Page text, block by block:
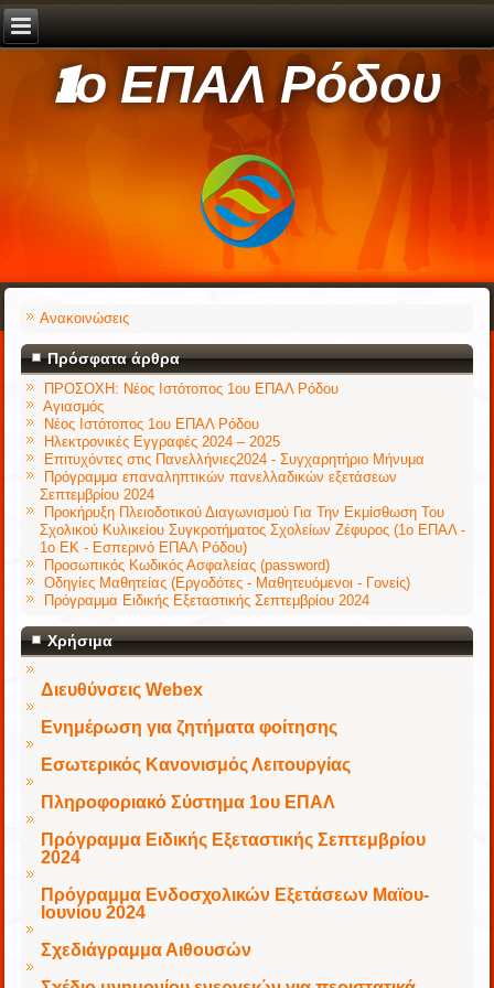
1ο ΕΠΑΛ Ρόδου
Ανακοινώσεις
Πρόσφατα άρθρα
ΠΡΟΣΟΧΗ: Νέος Ιστότοπος 1ου ΕΠΑΛ Ρόδου
Αγιασμός
Νέος Ιστότοπος 1ου ΕΠΑΛ Ρόδου
Ηλεκτρονικές Εγγραφές 2024 – 2025
Επιτυχόντες στις Πανελλήνιες2024 - Συγχαρητήριο Μήνυμα
Πρόγραμμα επαναληπτικών πανελλαδικών εξετάσεων
Σεπτεμβρίου 2024
Προκήρυξη Πλειοδοτικού Διαγωνισμού Για Την Εκμίσθωση Του
Σχολικού Κυλικείου Συγκροτήματος Σχολείων Ζέφυρος (1ο ΕΠΑΛ -
1ο ΕΚ - Εσπερινό ΕΠΑΛ Ρόδου)
Προσωπικός Κωδικός Ασφαλείας (password)
Οδηγίες Μαθητείας (Εργοδότες - Μαθητευόμενοι - Γονείς)
Πρόγραμμα Ειδικής Εξεταστικής Σεπτεμβρίου 2024
Χρήσιμα
Διευθύνσεις Webex
Ενημέρωση για ζητήματα φοίτησης
Εσωτερικός Κανονισμός Λειτουργίας
Πληροφοριακό Σύστημα 1ου ΕΠΑΛ
Πρόγραμμα Ειδικής Εξεταστικής Σεπτεμβρίου
2024
Πρόγραμμα Ενδοσχολικών Εξετάσεων Μαϊου-
Ιουνίου 2024
Σχεδιάγραμμα Αιθουσών